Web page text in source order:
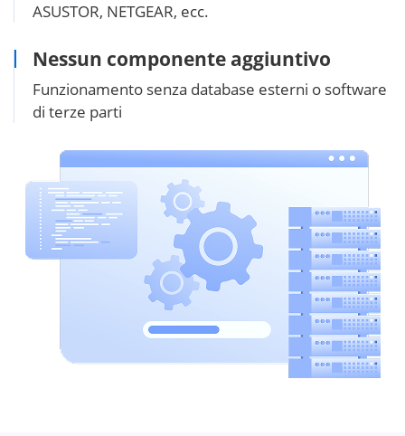
ASUSTOR, NETGEAR, ecc.
Nessun componente aggiuntivo
Funzionamento senza database esterni o software
di terze parti